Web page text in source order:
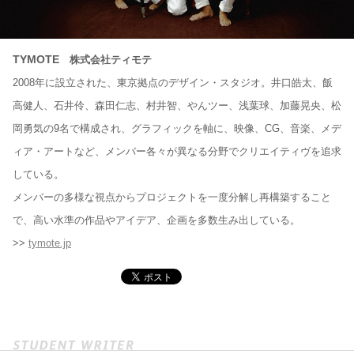
TYMOTE 株式会社ティモテ
2008年に設立された、東京拠点のデザイン・スタジオ。井口皓太、飯
高健人、石井伶、森田仁志、村井智、やんツー、浅葉球、加藤晃央、松
岡勇気の9名で構成され、グラフィックを軸に、映像、CG、音楽、メデ
ィア・アートなど、メンバー各々が異なる分野でクリエイティヴを追求
している。
メンバーの多様な視点からプロジェクトを一度分解し再構築すること
で、高い水準の作品やアイデア、企画を多数生み出している。
>> tymote.jp